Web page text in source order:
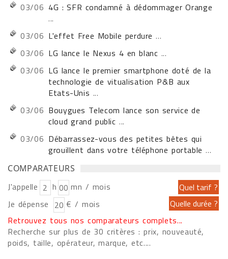
03/06 4G : SFR condamné à dédommager Orange
...
03/06 L'effet Free Mobile perdure...
03/06 LG lance le Nexus 4 en blanc ...
03/06 LG lance le premier smartphone doté de la
technologie de vitualisation P&B aux
Etats-Unis ...
03/06 Bouygues Telecom lance son service de
cloud grand public ...
03/06 Débarrassez-vous des petites bêtes qui
grouillent dans votre téléphone portable ...
COMPARATEURS
J'appelle h
mn / mois
Je dépense
€ / mois
Retrouvez tous nos comparateurs complets...
Recherche sur plus de 30 critères : prix, nouveauté,
poids, taille, opérateur, marque, etc....